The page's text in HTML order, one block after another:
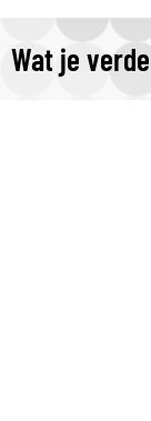
Wat je